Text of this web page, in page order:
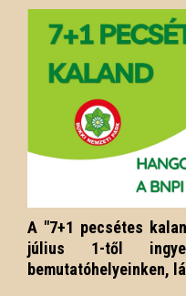
A "7+1 pecsétes
július 1-től
bemutatóhelyeinken,